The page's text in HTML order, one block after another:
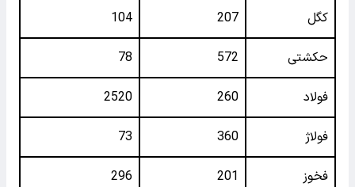
کگل 207
104
حکشتی‌ 572
78
فولاد 260
2520
فولاژ 360
73
فخوز 201
296